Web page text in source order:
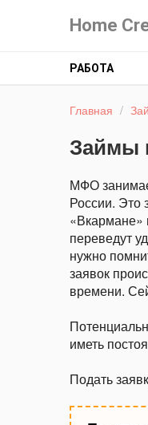
Home
РАБОТА
Главная /
Займы
МФО
России. Это
«Вкармане»
переведут
нужно
заявок
времени.
иметь
Подать